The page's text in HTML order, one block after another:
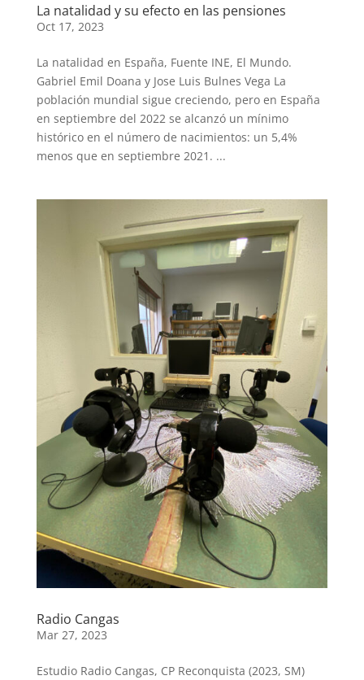
La natalidad y su efecto en las pensiones
Oct 17, 2023
La natalidad en España, Fuente INE, El Mundo.
Gabriel Emil Doana y Jose Luis Bulnes Vega La
población mundial sigue creciendo, pero en España
en septiembre del 2022 se alcanzó un mínimo
histórico en el número de nacimientos: un 5,4%
menos que en septiembre 2021. ...
Radio Cangas
Mar 27, 2023
Estudio Radio Cangas, CP Reconquista (2023, SM)